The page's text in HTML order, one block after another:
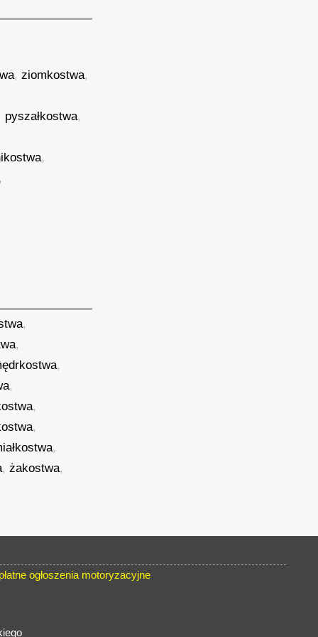
,ziomkostwa,
pyszałkostwa,
,
,
,
,
,
,
,
,
,żakostwa,
ogłoszenia motoryzacyjne